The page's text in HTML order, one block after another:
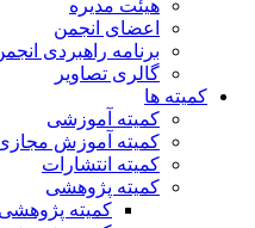
هیئت مدیره
اعضای انجمن
برنامه راهبردی
گالری تصاویر
کمیته ها
کمیته آموزشی
کمیته آموزش
کمیته انتشارات
کمیته پژوهشی
کمیته